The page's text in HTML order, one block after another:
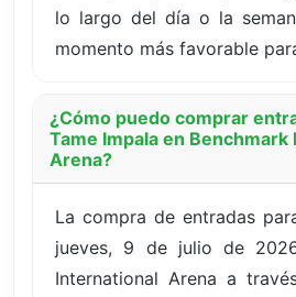
lo largo del día o la
momento más favorable
¿Cómo puedo comprar
Tame Impala en
Arena?
La compra de entradas
jueves, 9 de julio de
International Arena a